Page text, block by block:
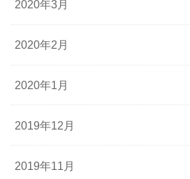
2020年3月
2020年2月
2020年1月
2019年12月
2019年11月